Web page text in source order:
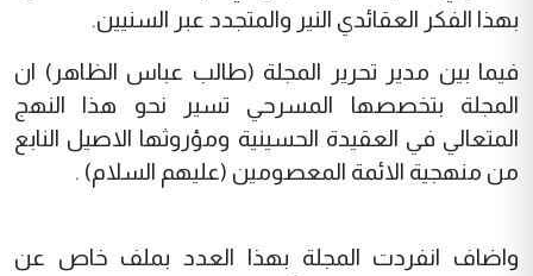
بهذا الفكر العقائدي النير والمتجدد عبر السنيين.
فيما بين مدير تحرير المجلة (طالب عباس الظاهر) ان
المجلة بتخصصها المسرحي تسير نحو هذا النهج
المتعالي في العقيدة الحسينية ومؤروثها الاصيل النابع
من منهجية الائمة المعصومين (عليهم السلام) .
واضاف انفردت المجلة بهذا العدد بملف خاص عن